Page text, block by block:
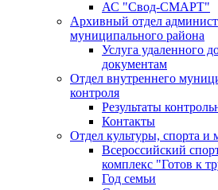
АС "Свод-СМАРТ"
Архивный отдел
муниципального района
Услуга удаленного
документам
Отдел внутреннего
контроля
Результаты
Контакты
Отдел культуры, спорта
Всероссийский
комплекс "Готов к
Год семьи